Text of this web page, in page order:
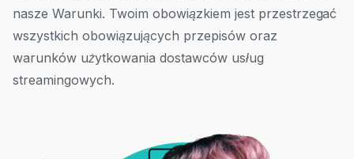
nasze Warunki. Twoim obowiązkiem jest przestrzegać
wszystkich obowiązujących przepisów oraz
warunków użytkowania dostawców usług
streamingowych.